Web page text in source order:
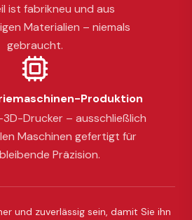
ist fabrikneu und aus
Materialien – niemals
gebraucht.
Produktion
Drucker – ausschließlich
Maschinen gefertigt für
Präzision.
und zuverlässig sein, damit Sie ihn